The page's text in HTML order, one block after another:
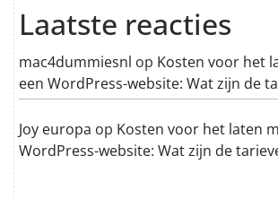
Laatste reacties
mac4dummiesnl op Kosten voor het
een WordPress-website: Wat zijn de
Joy europa op Kosten voor het laten
WordPress-website: Wat zijn de